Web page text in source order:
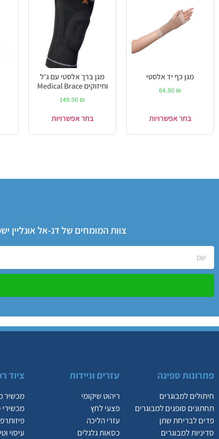
מגן כף יד אלסטי
64.90 ₪
בחר אפשרויות
מגן ברך אלסטי עם ג'ל
וחיזוקים Medical Brace
149.90 ₪
בחר אפשרויות
צוות המומחים של דנ-אל אונליין
פתרונות ספיגה
חיתולים למבוגרים
תחתונים סופגים למבוגרים
פדים לבריחת שתן
סדיניות למבוגרים
עזרים וניידות
ריהוט שיקומי
פצעי לחץ
עזרי הליכה
כסאות גלגלים
ציוד
מכשיר
עיסוי